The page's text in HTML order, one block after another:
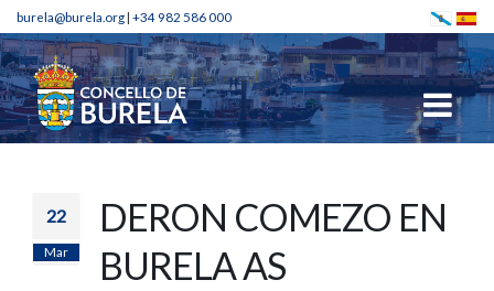
burela@burela.org| +34 982 586 000
22
Mar
DERON COMEZO EN
BURELA AS